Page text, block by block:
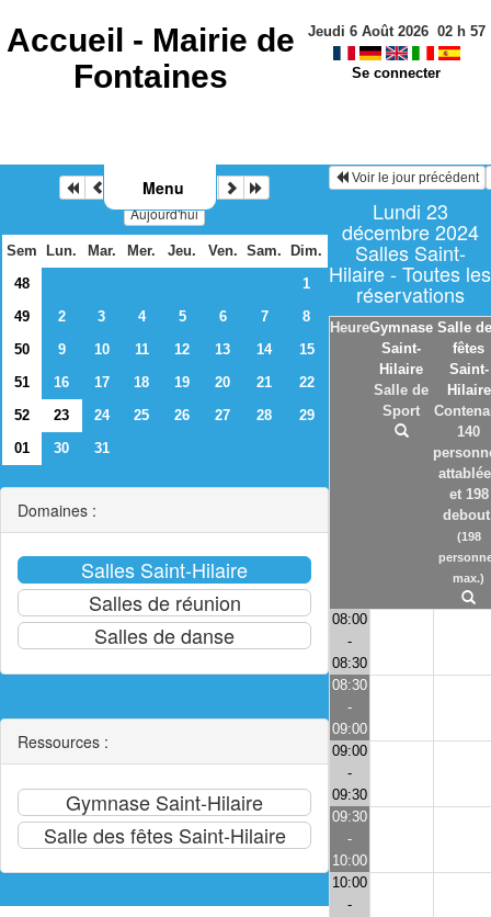
Accueil - Mairie de
Fontaines
Jeudi 6 Août 2026 02h 57
Se connecter
Menu
Décembre 2024
Aujourd'hui
Sem Lun. Mar. Mer. Jeu. Ven. Sam. Dim.
48
1
49
2 3 4 5 6 7
8
50
9 10 11 12 13 14
15
51
16 17 18 19 20 21
22
52
23 24 25 26 27 28
29
01
30 31
Domaines :
Ressources :
Voir le jour précédent
Lundi 23
décembre 2024
Salles Saint-
Hilaire - Toutes les
réservations
HeureGymnase
Saint-
Hilaire
Salle de
Sport
Salle
fêtes
Saint-
Hilaire
140
et 198
(198
max.)
08:00
-
08:30
08:30
-
09:00
09:00
-
09:30
09:30
-
10:00
10:00
-